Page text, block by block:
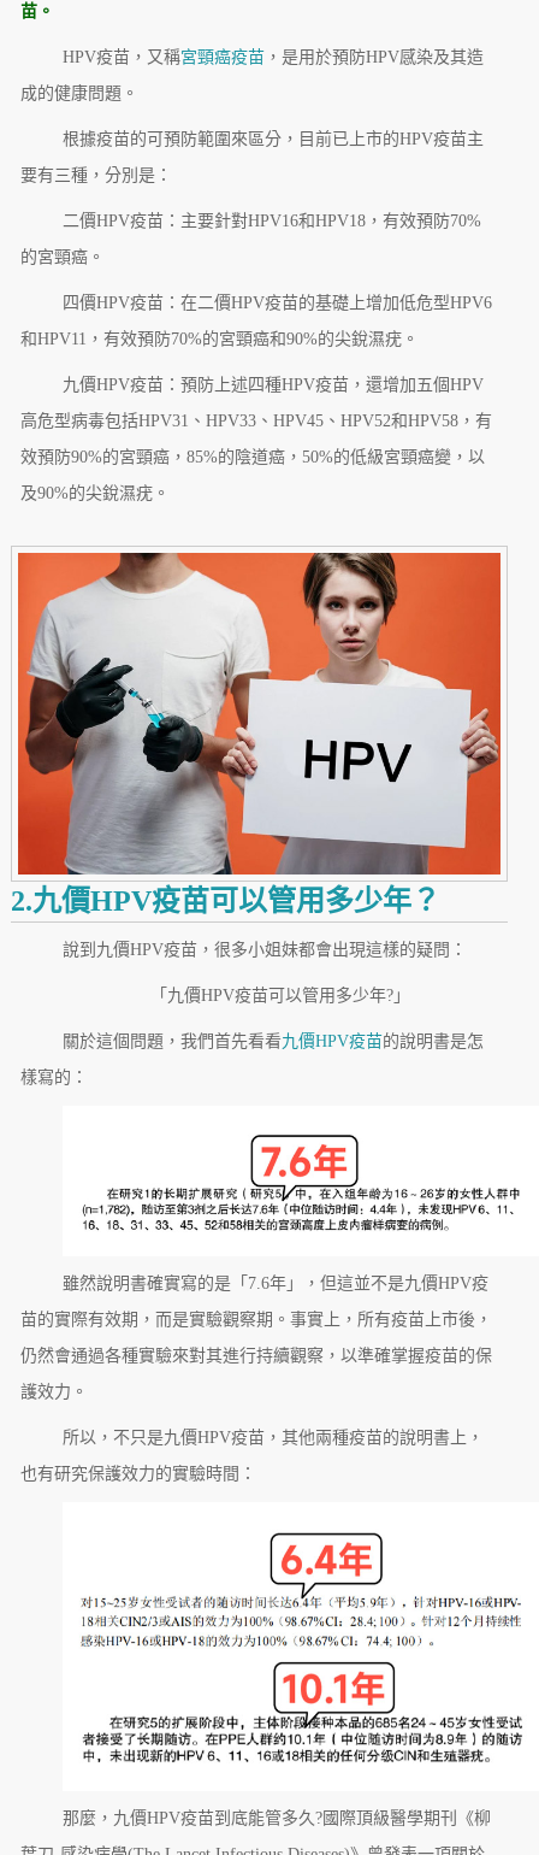
苗。
HPV疫苗，又稱宮頸癌疫苗，是用於預防HPV感染及其造
成的健康問題。
根據疫苗的可預防範圍來區分，目前已上市的HPV疫苗主
要有三種，分別是：
二價HPV疫苗：主要針對HPV16和HPV18，有效預防70%
的宮頸癌。
四價HPV疫苗：在二價HPV疫苗的基礎上增加低危型HPV6
和HPV11，有效預防70%的宮頸癌和90%的尖銳濕疣。
九價HPV疫苗：預防上述四種HPV疫苗，還增加五個HPV
高危型病毒包括HPV31、HPV33、HPV45、HPV52和HPV58，有
效預防90%的宮頸癌，85%的陰道癌，50%的低級宮頸癌變，以
及90%的尖銳濕疣。
2.九價HPV疫苗可以管用多少年？
說到九價HPV疫苗，很多小姐妹都會出現這樣的疑問：
「九價HPV疫苗可以管用多少年?」
關於這個問題，我們首先看看九價HPV疫苗的說明書是怎
樣寫的：
雖然說明書確實寫的是「7.6年」，但這並不是九價HPV疫
苗的實際有效期，而是實驗觀察期。事實上，所有疫苗上市後，
仍然會通過各種實驗來對其進行持續觀察，以準確掌握疫苗的保
護效力。
所以，不只是九價HPV疫苗，其他兩種疫苗的說明書上，
也有研究保護效力的實驗時間：
那麼，九價HPV疫苗到底能管多久?國際頂級醫學期刊《柳